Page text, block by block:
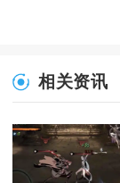
相关资讯